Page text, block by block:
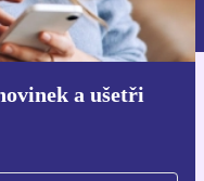
a ušetři
refurbed